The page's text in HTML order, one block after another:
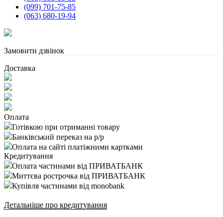
(099) 701-75-85
(063) 680-19-94
Замовити дзвінок
Доставка
Оплата
Готівкою при отриманні товару
Банківський переказ на р/р
Оплата на сайті платіжними картками
Кредитування
Оплата частинами від ПРИВАТБАНК
Миттєва рострочка від ПРИВАТБАНК
Купівля частинами від monobank
Детальніше про кредитування